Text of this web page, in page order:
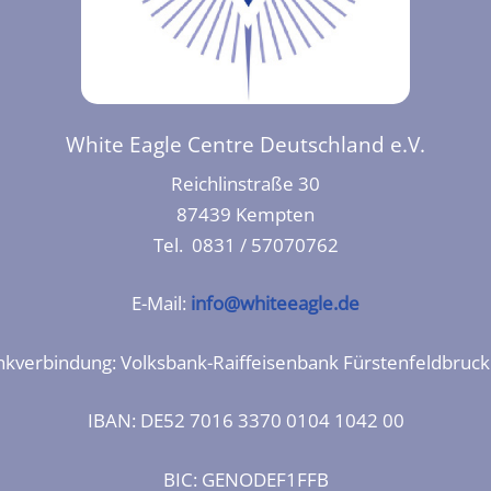
White Eagle Centre Deutschland e.V.
Reichlinstraße 30
87439 Kempten
Tel. 0831 / 57070762
E-Mail: info@whiteeagle.de
Volksbank-Raiffeisenbank
IBAN: DE52 7016 3370 0104 1042 00
BIC: GENODEF1FFB